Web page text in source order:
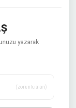
yazarak
(zorunlu alan)